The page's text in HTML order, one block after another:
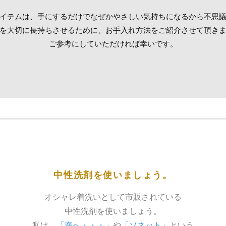
テムは、手にするだけでなぜかやさしい気持ちになるから不思
大切に長持ちさせるために、お手入れ方法をご紹介させて頂きま
ご参考にしていただければ幸いです。
中性洗剤を使いましょう。
オシャレ着洗いとして市販されている
中性洗剤を使いましょう。